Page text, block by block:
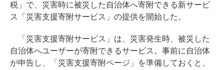
税」で、災害時に被災した自治体へ寄附できる新サービ
ス「災害支援寄附サービス」の提供を開始した。
「災害支援寄附サービス」は、災害発生時、被災した
自治体へユーザーが寄附できるサービス。事前に自治体
が申告し、「災害支援寄附ページ」を準備しておくと、